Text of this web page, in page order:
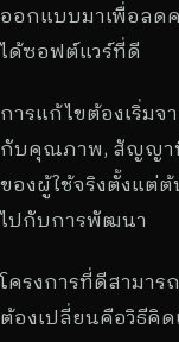
ออกแบบมาเพื่อลดค
ได้ซอฟต์แวร์ที่ดี
การแก้ไขต้องเริ่ม
กับคุณภาพ, สัญญาที่
ของผู้ใช้จริงตั้งแต่ต้
ไปกับการพัฒนา
โครงการที่ดีสามา
ต้องเปลี่ยนคือวิธีคิ